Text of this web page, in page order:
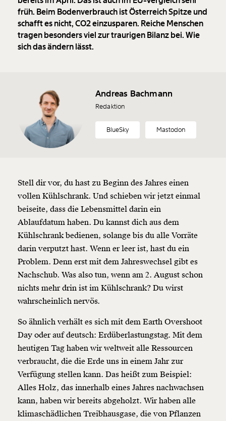
früh. Beim Bodenverbrauch ist Österreich Spitze und
schafft es nicht, CO2 einzusparen. Reiche Menschen
tragen besonders viel zur traurigen Bilanz bei. Wie
sich das ändern lässt.
Andreas Bachmann
Redaktion
BlueSky Mastodon
Stell dir vor, du hast zu Beginn des Jahres einen
vollen Kühlschrank. Und schieben wir jetzt einmal
beiseite, dass die Lebensmittel darin ein
Ablaufdatum haben. Du kannst dich aus dem
Kühlschrank bedienen, solange bis du alle Vorräte
darin verputzt hast. Wenn er leer ist, hast du ein
Problem. Denn erst mit dem Jahreswechsel gibt es
Nachschub. Was also tun, wenn am 2. August schon
nichts mehr drin ist im Kühlschrank? Du wirst
wahrscheinlich nervös.
So ähnlich verhält es sich mit dem Earth Overshoot
Day oder auf deutsch: Erdüberlastungstag. Mit dem
heutigen Tag haben wir weltweit alle Ressourcen
verbraucht, die die Erde uns in einem Jahr zur
Verfügung stellen kann. Das heißt zum Beispiel:
Alles Holz, das innerhalb eines Jahres nachwachsen
kann, haben wir bereits abgeholzt. Wir haben alle
klimaschädlichen Treibhausgase, die von Pflanzen